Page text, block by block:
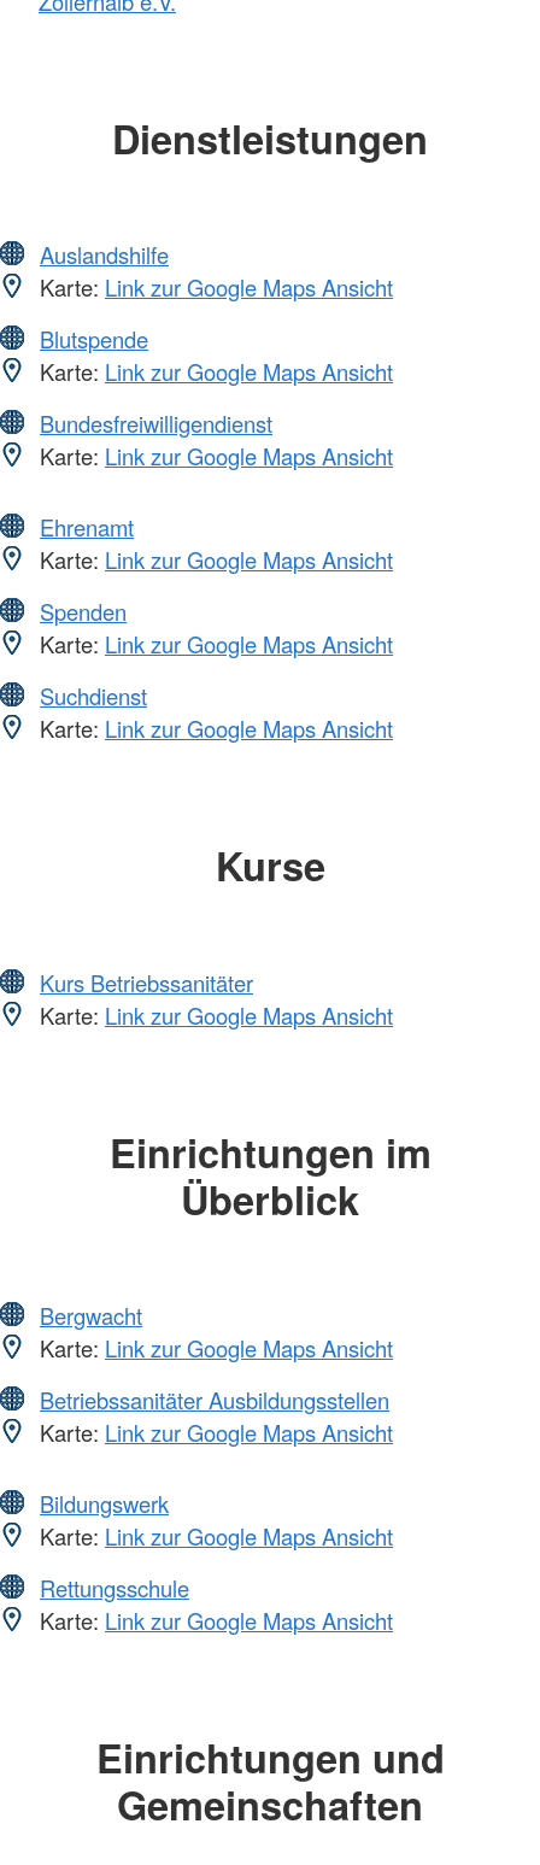
Dienstleistungen
Auslandshilfe
Karte: Link zur Google Maps Ansicht
Blutspende
Karte: Link zur Google Maps Ansicht
Bundesfreiwilligendienst
Karte: Link zur Google Maps Ansicht
Ehrenamt
Karte: Link zur Google Maps Ansicht
Spenden
Karte: Link zur Google Maps Ansicht
Suchdienst
Karte: Link zur Google Maps Ansicht
Kurse
Kurs Betriebssanitäter
Karte: Link zur Google Maps Ansicht
Einrichtungen im
Überblick
Bergwacht
Karte: Link zur Google Maps Ansicht
Betriebssanitäter Ausbildungsstellen
Karte: Link zur Google Maps Ansicht
Bildungswerk
Karte: Link zur Google Maps Ansicht
Rettungsschule
Karte: Link zur Google Maps Ansicht
Einrichtungen und
Gemeinschaften